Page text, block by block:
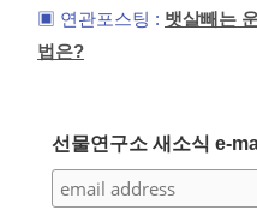
▣ 연관포스팅 : 뱃살빼는
법은?
선물연구소 새소식 e-